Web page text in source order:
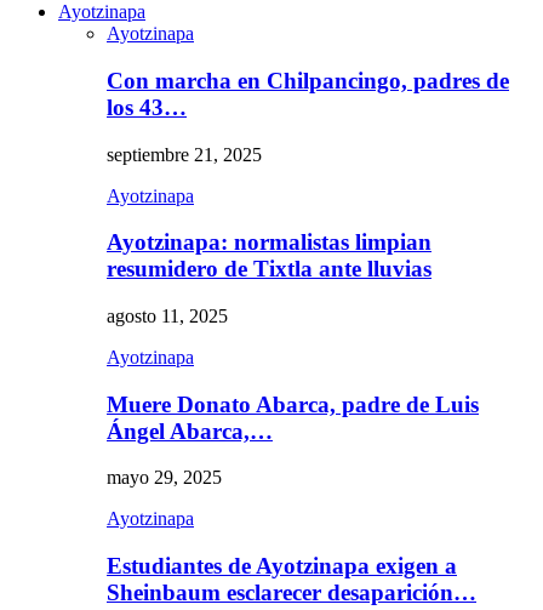
Ayotzinapa
Ayotzinapa
Con marcha en Chilpancingo, padres de
los 43…
septiembre 21, 2025
Ayotzinapa
Ayotzinapa: normalistas limpian
resumidero de Tixtla ante lluvias
agosto 11, 2025
Ayotzinapa
Muere Donato Abarca, padre de Luis
Ángel Abarca,…
mayo 29, 2025
Ayotzinapa
Estudiantes de Ayotzinapa exigen a
Sheinbaum esclarecer desaparición…